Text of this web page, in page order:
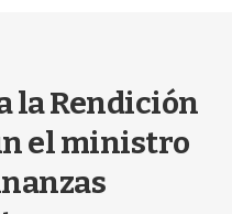
la Rendición
el ministro